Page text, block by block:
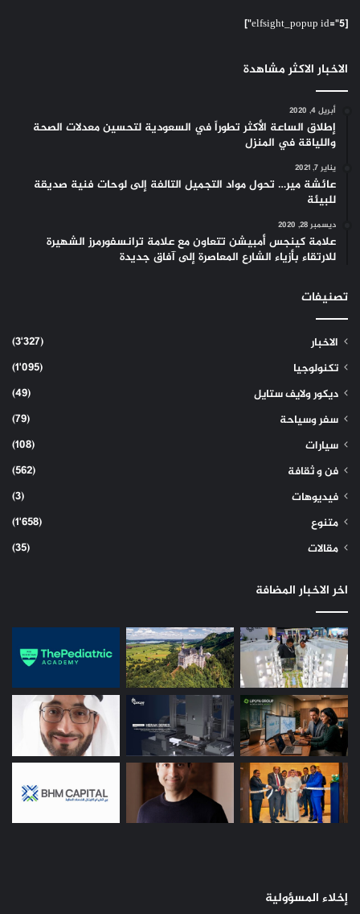
[elfsight_popup id="5"]
الاخبار الاكثر مشاهدة
أبريل 4, 2020
إطلاق الساعة الأكثر تطوراً في السعودية لتحسين معدلات الصحة
واللياقة في المنزل
يناير 7, 2021
عائشة مير… تحول مواد التجميل التالفة إلى لوحات فنية صديقة
للبيئة
ديسمبر 28, 2020
علامة كينجس أمبيشن تتعاون مع علامة ترانسفورمرز الشهيرة
للارتقاء بأزياء الشارع المعاصرة إلى آفاق جديدة
تصنيفات
الاخبار
(3٬327)
تكنولوجيا
(1٬095)
ديكور ولايف ستايل
(49)
سفر وسياحة
(79)
سيارات
(108)
فن و ثقافة
(562)
فيديوهات
(3)
متنوع
(1٬658)
مقالات
(35)
اخر الاخبار المضافة
إخلاء المسؤولية